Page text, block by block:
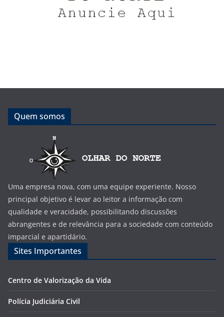
Quem somos
Uma empresa nova, com uma equipe experiente. Nosso
principal objetivo é levar ao leitor a informação com
qualidade e veracidade, possibilitando discussões
abrangentes e de relevância para a sociedade com conteúdo
imparcial e apartidário.
Sites Importantes
Centro de Valorização da Vida
Polícia Judiciária Civil